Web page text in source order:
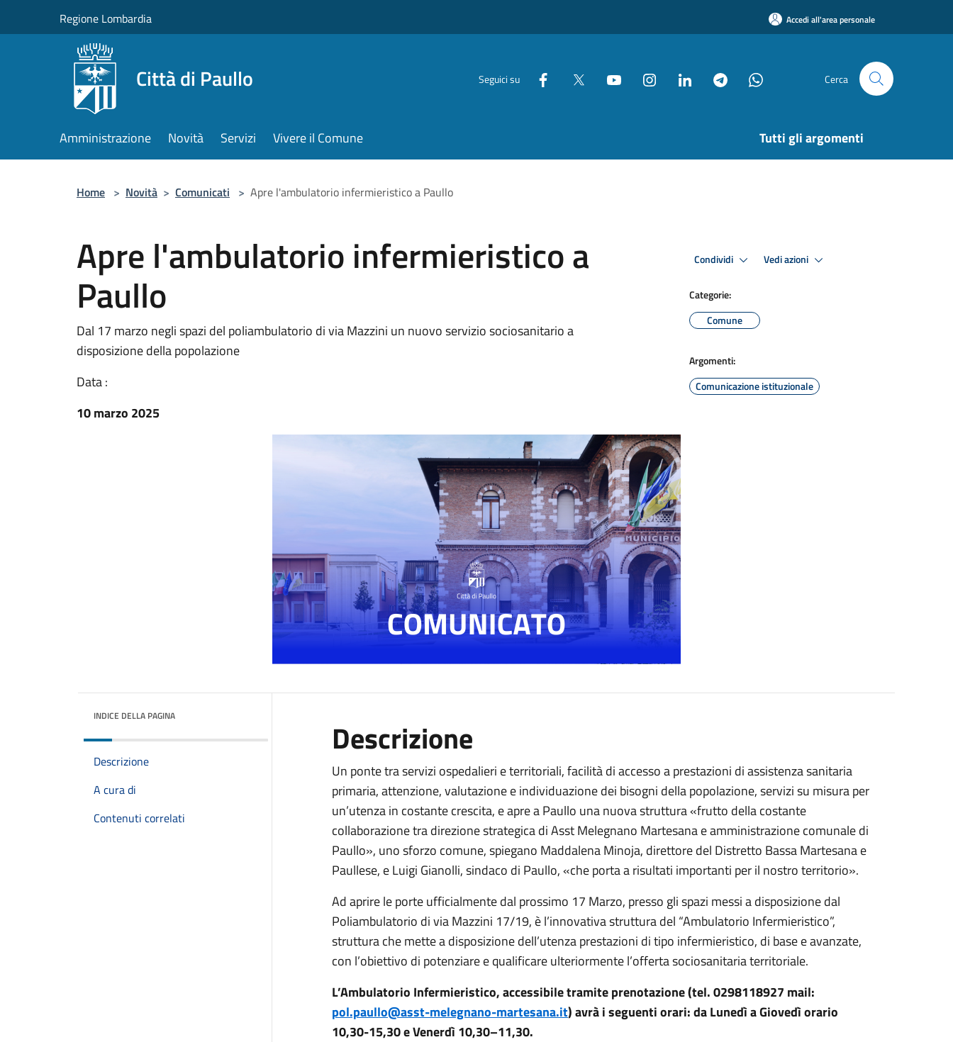
Regione Lombardia Accedi all'area personale
Città di Paullo Seguici su Cerca
Amministrazione Novità Servizi Vivere il Comune Tutti gli argomenti
Home > Novità > Comunicati > Apre l'ambulatorio infermieristico a Paullo
Apre l'ambulatorio infermieristico a
Paullo
Dal 17 marzo negli spazi del poliambulatorio di via Mazzini un nuovo servizio sociosanitario a
disposizione della popolazione
Data :
10 marzo 2025
Condividi Vedi azioni
Categorie:
Comune
Argomenti:
Comunicazione istituzionale
INDICE DELLA PAGINA
Descrizione
A cura di
Contenuti correlati
Descrizione
Un ponte tra servizi ospedalieri e territoriali, facilità di accesso a prestazioni di assistenza sanitaria
primaria, attenzione, valutazione e individuazione dei bisogni della popolazione, servizi su misura per
un’utenza in costante crescita, e apre a Paullo una nuova struttura «frutto della costante
collaborazione tra direzione strategica di Asst Melegnano Martesana e amministrazione comunale di
Paullo», uno sforzo comune, spiegano Maddalena Minoja, direttore del Distretto Bassa Martesana e
Paullese, e Luigi Gianolli, sindaco di Paullo, «che porta a risultati importanti per il nostro territorio».
Ad aprire le porte ufficialmente dal prossimo 17 Marzo, presso gli spazi messi a disposizione dal
Poliambulatorio di via Mazzini 17/19, è l’innovativa struttura del “Ambulatorio Infermieristico”,
struttura che mette a disposizione dell’utenza prestazioni di tipo infermieristico, di base e avanzate,
con l’obiettivo di potenziare e qualificare ulteriormente l’offerta sociosanitaria territoriale.
L’Ambulatorio Infermieristico, accessibile tramite prenotazione (tel. 0298118927 mail:
pol.paullo@asst-melegnano-martesana.it) avrà i seguenti orari: da Lunedì a Giovedì orario
10,30-15,30 e Venerdì 10,30–11,30.